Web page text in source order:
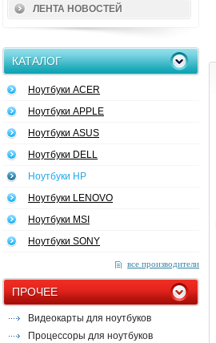
ЛЕНТА НОВОСТЕЙ
КАТАЛОГ
Ноутбуки ACER
Ноутбуки APPLE
Ноутбуки ASUS
Ноутбуки DELL
Ноутбуки HP
Ноутбуки LENOVO
Ноутбуки MSI
Ноутбуки SONY
все производители
ПРОЧЕЕ
Видеокарты для ноутбуков
Процессоры для ноутбуков